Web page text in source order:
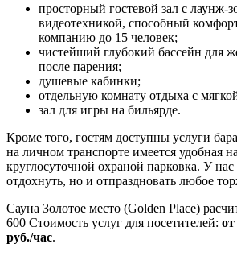
просторный гостевой зал с лаунж-
видеотехникой, способный
компанию до 15 человек;
чистейший глубокий бассейн для
после парения;
душевые кабинки;
отдельную комнату отдыха с
зал для игры на бильярде.
Кроме того, гостям доступны услуги
на личном транспорте имеется удобная
круглосуточной охраной парковка. У
отдохнуть, но и отпраздновать любое
Сауна Золотое место (Golden Place)
600 Стоимость услуг для посетителей: от
руб./час.